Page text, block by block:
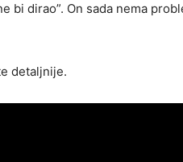
bi dirao”. On sada nema
detaljnije.